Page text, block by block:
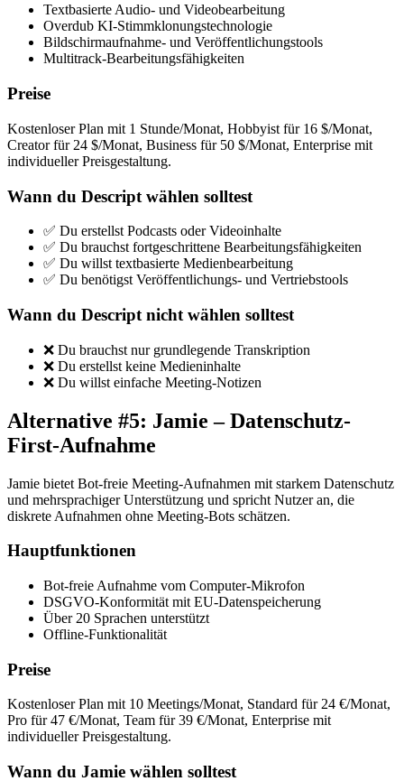
Textbasierte Audio- und Videobearbeitung
Overdub KI-Stimmklonungstechnologie
Bildschirmaufnahme- und Veröffentlichungstools
Multitrack-Bearbeitungsfähigkeiten
Preise
Kostenloser Plan mit 1 Stunde/Monat, Hobbyist für 16 $/Monat,
Creator für 24 $/Monat, Business für 50 $/Monat, Enterprise mit
individueller Preisgestaltung.
Wann du Descript wählen solltest
✅ Du erstellst Podcasts oder Videoinhalte
✅ Du brauchst fortgeschrittene Bearbeitungsfähigkeiten
✅ Du willst textbasierte Medienbearbeitung
✅ Du benötigst Veröffentlichungs- und Vertriebstools
Wann du Descript nicht wählen solltest
❌ Du brauchst nur grundlegende Transkription
❌ Du erstellst keine Medieninhalte
❌ Du willst einfache Meeting-Notizen
Alternative #5: Jamie – Datenschutz-
First-Aufnahme
Jamie bietet Bot-freie Meeting-Aufnahmen mit starkem Datenschutz
und mehrsprachiger Unterstützung und spricht Nutzer an, die
diskrete Aufnahmen ohne Meeting-Bots schätzen.
Hauptfunktionen
Bot-freie Aufnahme vom Computer-Mikrofon
DSGVO-Konformität mit EU-Datenspeicherung
Über 20 Sprachen unterstützt
Offline-Funktionalität
Preise
Kostenloser Plan mit 10 Meetings/Monat, Standard für 24 €/Monat,
Pro für 47 €/Monat, Team für 39 €/Monat, Enterprise mit
individueller Preisgestaltung.
Wann du Jamie wählen solltest